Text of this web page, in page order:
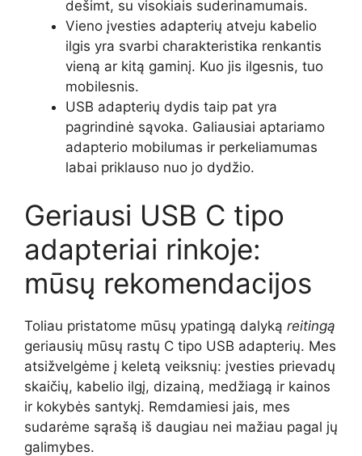
dešimt, su visokiais suderinamumais.
Vieno įvesties adapterių atveju kabelio
ilgis yra svarbi charakteristika renkantis
vieną ar kitą gaminį. Kuo jis ilgesnis, tuo
mobilesnis.
USB adapterių dydis taip pat yra
pagrindinė sąvoka. Galiausiai aptariamo
adapterio mobilumas ir perkeliamumas
labai priklauso nuo jo dydžio.
Geriausi USB C tipo
adapteriai rinkoje:
mūsų rekomendacijos
Toliau pristatome mūsų ypatingą dalyką reitingą
geriausių mūsų rastų C tipo USB adapterių. Mes
atsižvelgėme į keletą veiksnių: įvesties prievadų
skaičių, kabelio ilgį, dizainą, medžiagą ir kainos
ir kokybės santykį. Remdamiesi jais, mes
sudarėme sąrašą iš daugiau nei mažiau pagal jų
galimybes.